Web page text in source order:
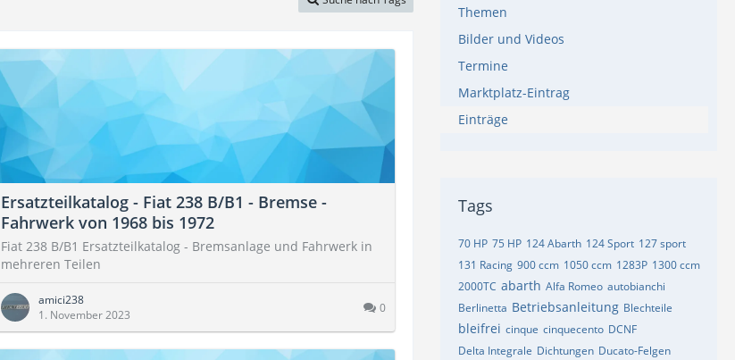
Ersatzteilkatalog - Fiat 238 B/B1 - Bremse -
Fahrwerk von 1968 bis 1972
Fiat 238 B/B1 Ersatzteilkatalog - Bremsanlage und Fahrwerk in
mehreren Teilen
amici238
1. November 2023
0
Themen
Bilder und Videos
Termine
Marktplatz-Eintrag
Einträge
Tags
70 HP 75 HP 124 Abarth 124 Sport 127 sport
131 Racing 900 ccm 1050 ccm 1283P 1300 ccm
2000TC abarth Alfa Romeo autobianchi
Berlinetta Betriebsanleitung Blechteile
bleifrei cinque cinquecento DCNF
Delta Integrale Dichtungen Ducato-Felgen